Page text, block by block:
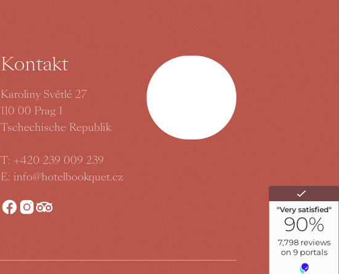
Kontakt
Karoliny Světlé 27
110 00 Prag 1
Tschechische Republik
T: +420 239 009 239
E: info@hotelbookquet.cz